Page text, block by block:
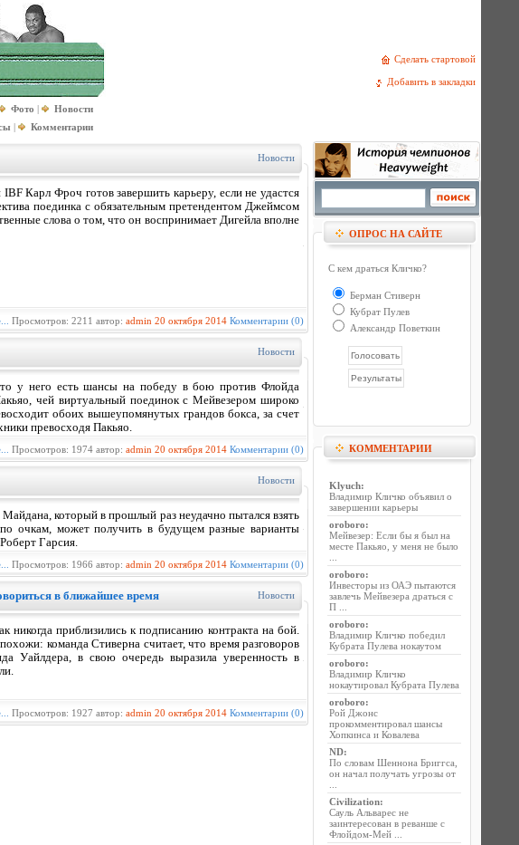
Сделать стартовой
Добавить в закладки
Фото |
Новости
| Комментарии
Новости
Карл Фроч готов завершить карьеру, если не удастся
поединка с обязательным претендентом Джеймсом
слова о том, что он воспринимает Дигейла вполне
Просмотров: 2211 автор: admin 20 октября 2014 Комментарии (0)
Новости
у него есть шансы на победу в бою против Флойда
чей виртуальный поединок с Мейвезером широко
обоих вышеупомянутых грандов бокса, за счет
превосходя Пакьяо.
Просмотров: 1974 автор: admin 20 октября 2014 Комментарии (0)
Новости
который в прошлый раз неудачно пытался взять
очкам, может получить в будущем разные варианты
Гарсия.
Просмотров: 1966 автор: admin 20 октября 2014 Комментарии (0)
в ближайшее время Новости
приблизились к подписанию контракта на бой.
команда Стиверна считает, что время разговоров
Уайлдера, в свою очередь выразила уверенность в
Просмотров: 1927 автор: admin 20 октября 2014 Комментарии (0)
ОПРОС НА САЙТЕ
С кем драться Кличко?
Берман Стиверн
Кубрат Пулев
Александр Поветкин
КОММЕНТАРИИ
Klyuch:
Владимир Кличко объявил о
завершении карьеры
oroboro:
Мейвезер: Если бы я был на
месте Пакьяо, у меня не было
oroboro:
Инвесторы из ОАЭ пытаются
завлечь Мейвезера драться с
П ...
oroboro:
Владимир Кличко победил
Кубрата Пулева нокаутом
oroboro:
Владимир Кличко
нокаутировал Кубрата Пулева
oroboro:
Рой Джонс
прокомментировал шансы
Хопкинса и Ковалева
ND:
По словам Шеннона Бриггса,
он начал получать угрозы от
Civilization:
Сауль Альварес не
заинтересован в реванше с
Флойдом-Мей ...